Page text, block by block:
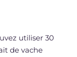
utiliser 30
de vache